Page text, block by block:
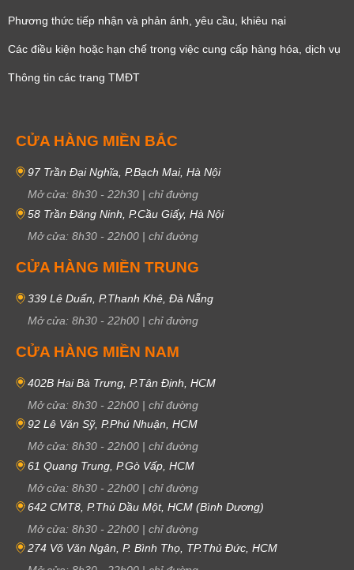
Phương thức tiếp nhận và phản ánh, yêu cầu, khiêu nại
Các điều kiện hoặc hạn chế trong việc cung cấp hàng hóa, dịch vụ
Thông tin các trang TMĐT
CỬA HÀNG MIỀN BẮC
97 Trần Đại Nghĩa, P.Bạch Mai, Hà Nội
Mở cửa: 8h30 - 22h30 | chỉ đường
58 Trần Đăng Ninh, P.Cầu Giấy, Hà Nội
Mở cửa: 8h30 - 22h00 | chỉ đường
CỬA HÀNG MIỀN TRUNG
339 Lê Duẩn, P.Thanh Khê, Đà Nẵng
Mở cửa: 8h30 - 22h00 | chỉ đường
CỬA HÀNG MIỀN NAM
402B Hai Bà Trưng, P.Tân Định, HCM
Mở cửa: 8h30 - 22h00 | chỉ đường
92 Lê Văn Sỹ, P.Phú Nhuận, HCM
Mở cửa: 8h30 - 22h00 | chỉ đường
61 Quang Trung, P.Gò Vấp, HCM
Mở cửa: 8h30 - 22h00 | chỉ đường
642 CMT8, P.Thủ Dầu Một, HCM (Bình Dương)
Mở cửa: 8h30 - 22h00 | chỉ đường
274 Võ Văn Ngân, P. Bình Thọ, TP.Thủ Đức, HCM